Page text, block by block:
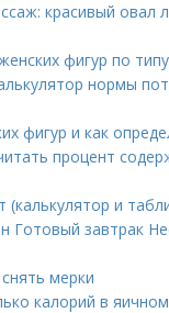
красивый овал
фигур по типу
нормы
фигур и как
процент
и
Готовый завтрак
мерки
калорий в